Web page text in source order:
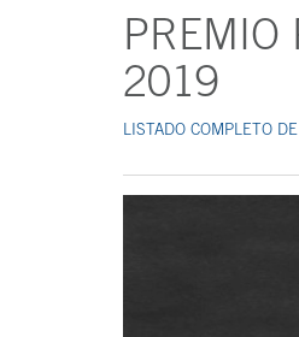
Contenido principalPREMIO
2019
LISTADO COMPLETO